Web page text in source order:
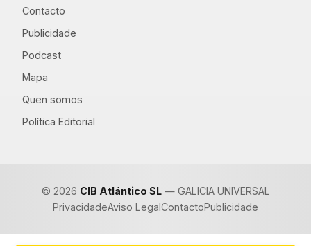
Contacto
Publicidade
Podcast
Mapa
Quen somos
Política Editorial
© 2026 CIB Atlántico SL— GALICIA UNIVERSAL
PrivacidadeAviso LegalContactoPublicidade